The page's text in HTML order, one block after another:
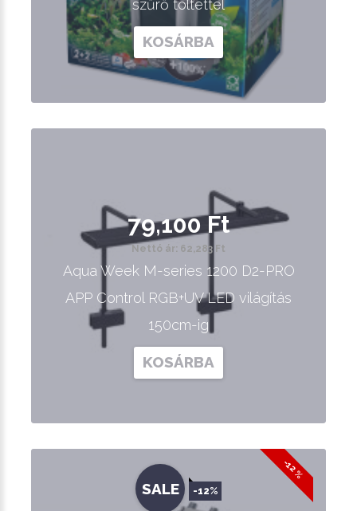
szűrő töltettel
KOSÁRBA
79,100 Ft
Nettó ár: 62,283 Ft
Aqua Week M-series 1200 D2-PRO
APP Control RGB+UV LED világítás
150cm-ig
KOSÁRBA
-12 %
SALE -12%